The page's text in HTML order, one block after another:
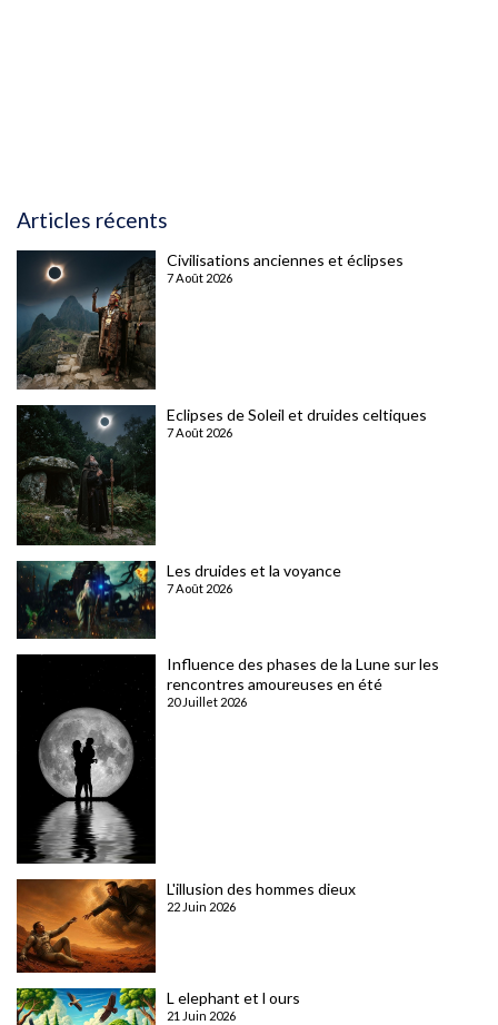
Articles récents
Civilisations anciennes et éclipses
7 Août 2026
Eclipses de Soleil et druides celtiques
7 Août 2026
Les druides et la voyance
7 Août 2026
Influence des phases de la Lune sur les
rencontres amoureuses en été
20 Juillet 2026
L'illusion des hommes dieux
22 Juin 2026
L elephant et l ours
21 Juin 2026